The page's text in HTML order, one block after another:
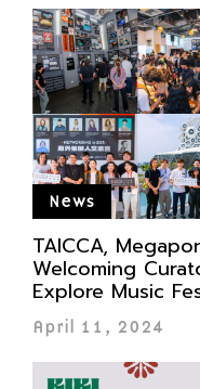
News
TAICCA,
Welcoming
Explore Music
April 11, 2024